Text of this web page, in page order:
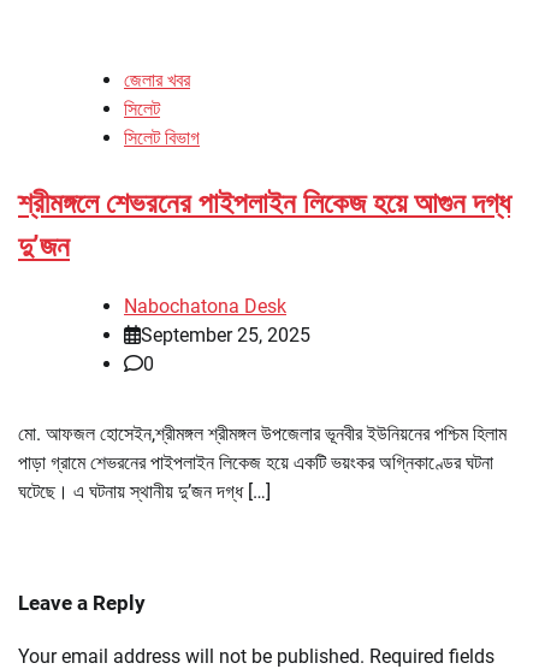
জেলার খবর
সিলেট
সিলেট বিভাগ
শ্রীমঙ্গলে শেভরনের পাইপলাইন লিকেজ হয়ে আগুন দগ্ধ
দু’জন
Nabochatona Desk
September 25, 2025
0
মো. আফজল হোসেইন,শ্রীমঙ্গল শ্রীমঙ্গল উপজেলার ভূনবীর ইউনিয়নের পশ্চিম হিলাম
পাড়া গ্রামে শেভরনের পাইপলাইন লিকেজ হয়ে একটি ভয়ংকর অগ্নিকাণ্ডের ঘটনা
ঘটেছে। এ ঘটনায় স্থানীয় দু’জন দগ্ধ […]
Leave a Reply
Your email address will not be published. Required fields